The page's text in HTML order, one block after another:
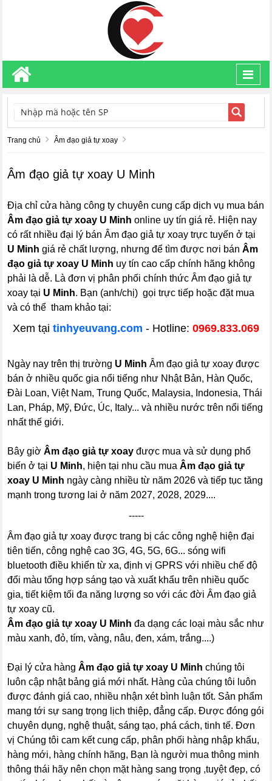
TÌM KIẾM
Trang chủ Âm đạo giả tự xoay
Âm đạo giả tự xoay U Minh
Địa chỉ cửa hàng công ty chuyên cung cấp dịch vụ mua bán
Âm đạo giả tự xoay U Minh online uy tín giá rẻ. Hiện nay
có rất nhiều đại lý bán Âm đạo giả tự xoay trực tuyến ở tại
U Minh giá rẻ chất lượng, nhưng để tìm được nơi bánÂm
đạo giả tự xoay U Minh uy tín cao cấp chính hãng không
phải là dễ. Là đơn vị phân phối chính thức Âm đạo giả tự
xoay tại U Minh. Bạn (anh/chị) gọi trực tiếp hoặc đặt mua
và có thể tham khảo tại:
Xem tại tinhyeuvang.com - Hotline: 0969.833.069
Ngày nay trên thị trường U Minh Âm đạo giả tự xoay được
bán ở nhiều quốc gia nổi tiếng như Nhật Bản, Hàn Quốc,
Đài Loan, Việt Nam, Trung Quốc, Malaysia, Indonesia, Thái
Lan, Pháp, Mỹ, Đức, Úc, Italy... và nhiều nước trên nổi tiếng
nhất thế giới.
Bây giờÂm đạo giả tự xoay được mua và sử dụng phổ
biến ở tại U Minh, hiện tại nhu cầu muaÂm đạo giả tự
xoay U Minh ngày càng nhiều từ năm 2026 và tiếp tục tăng
mạnh trong tương lai ở năm 2027, 2028, 2029....
-----
Âm đạo giả tự xoay được trang bị các công nghệ hiện đại
tiên tiến, công nghệ cao 3G, 4G, 5G, 6G... sóng wifi
bluetooth điều khiển từ xa, định vị GPRS với nhiều chế độ
đổi màu tổng hợp sáng tạo và xuất khẩu trên nhiều quốc
gia, tiết kiệm tối đa năng lượng so với các đời Âm đạo giả
tự xoay cũ.
Âm đạo giả tự xoay U Minh đa dạng các loại màu sắc như
màu xanh, đỏ, tím, vàng, nâu, đen, xám, trắng....)
Đại lý cửa hàngÂm đạo giả tự xoay U Minh chúng tôi
luôn cập nhật bảng giá mới nhất. Hàng của chúng tôi luôn
được đánh giá cao, nhiều nhận xét bình luận tốt. Sản phẩm
mang tới sự sang trọng lịch thiệp, đẳng cấp. Được đóng gói
chuyên dụng, nghệ thuật, sáng tạo, phá cách, tinh tế. Đơn
vị Chúng tôi cam kết cung cấp, phân phối hàng nhập khẩu,
hàng mới, hàng chính hãng, Bạn là người mua thông minh
thông thái hãy nên chọn mặt hàng sang trọng ,tuyệt đẹp, có